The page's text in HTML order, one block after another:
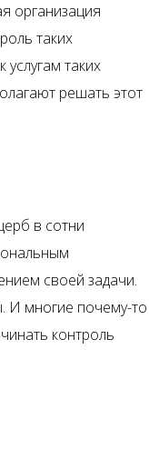
организация
таких
таких
решать этот
в сотни
своей задачи.
И многие почему-то
контроль